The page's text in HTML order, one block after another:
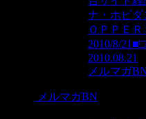
ナ・ホビダ
ＯＰＰＥ
2010/8/
2010.08.21
メルマガ
メルマガBN